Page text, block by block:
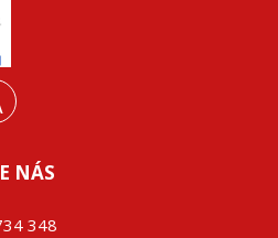
NÁS
348